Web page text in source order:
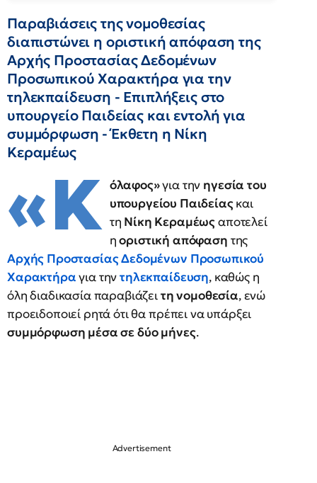
Παραβιάσεις της νομοθεσίας
διαπιστώνει η οριστική απόφαση της
Αρχής Προστασίας Δεδομένων
Προσωπικού Χαρακτήρα για την
τηλεκπαίδευση - Επιπλήξεις στο
υπουργείο Παιδείας και εντολή για
συμμόρφωση - Έκθετη η Νίκη
Κεραμέως
«Κ όλαφος»για την ηγεσία του
υπουργείου Παιδείαςκαι
τη Νίκη Κεραμέωςαποτελεί
ηοριστική απόφαση της
Αρχής Προστασίας Δεδομένων Προσωπικού
Χαρακτήραγια τηντηλεκπαίδευση, καθώς η
όλη διαδικασία παραβιάζειτη νομοθεσία, ενώ
προειδοποιεί ρητά ότι θα πρέπει να υπάρξει
συμμόρφωση μέσα σε δύο μήνες.